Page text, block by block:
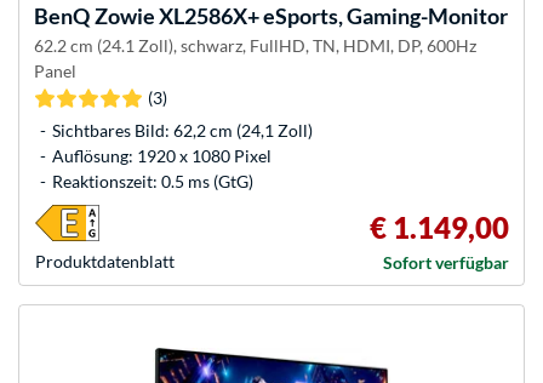
BenQZowie XL2586X+ eSports, Gaming-Monitor
62.2 cm (24.1 Zoll), schwarz, FullHD, TN, HDMI, DP, 600Hz
Panel
(3)
Sichtbares Bild: 62,2 cm (24,1 Zoll)
Auflösung: 1920 x 1080 Pixel
Reaktionszeit: 0.5 ms (GtG)
Produkt­datenblatt
€ 1.149,00
Sofort verfügbar